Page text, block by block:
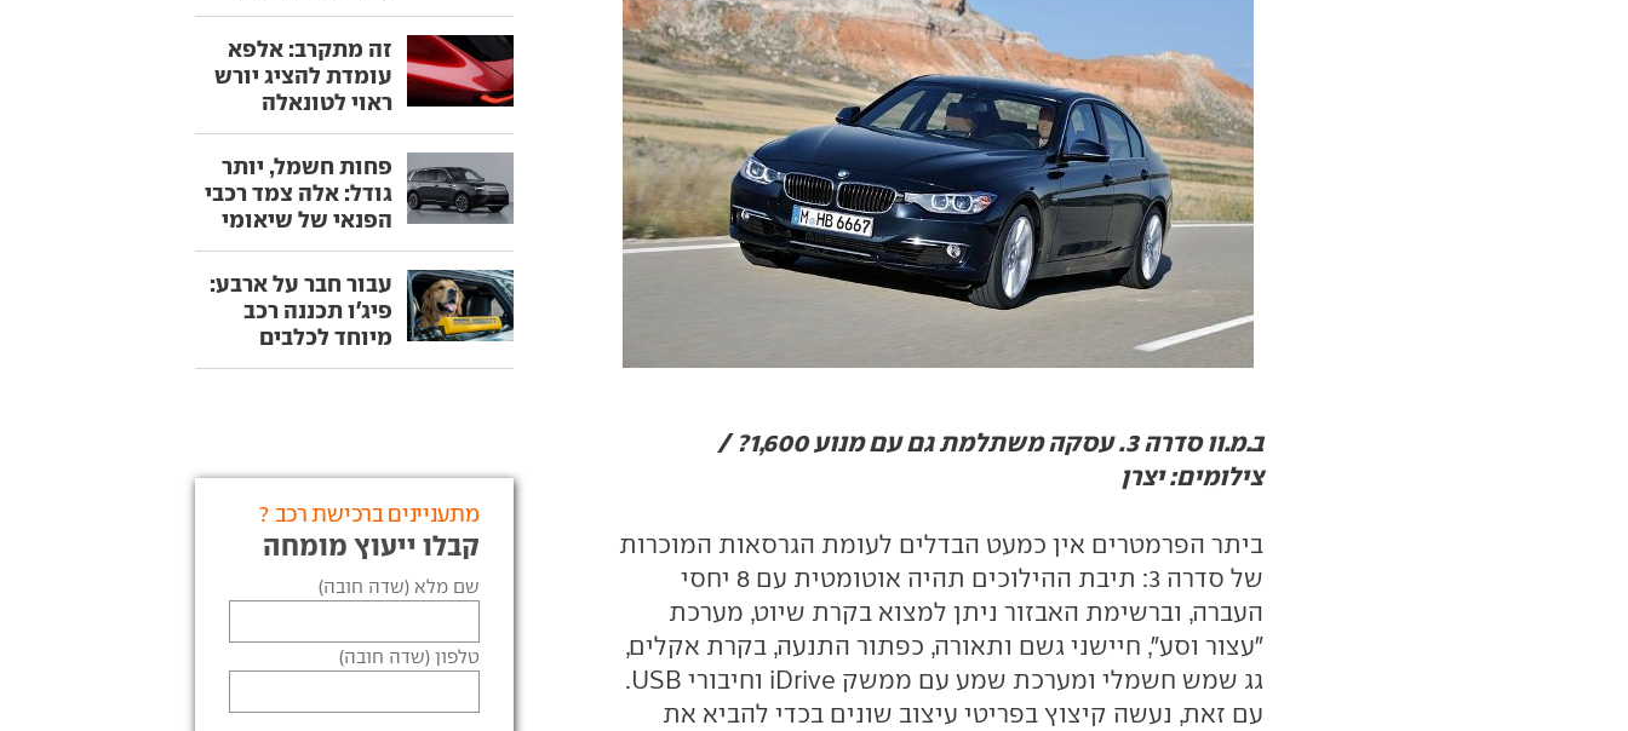
ב.מ.וו סדרה 3. עסקה משתלמת גם עם מנוע 1,600? /
צילומים: יצרן
ביתר הפרמטרים אין כמעט הבדלים לעומת הגרסאות המוכרות
של סדרה 3: תיבת ההילוכים תהיה אוטומטית עם 8 יחסי
העברה, וברשימת האבזור ניתן למצוא בקרת שיוט, מערכת
"עצור וסע", חיישני גשם ותאורה, כפתור התנעה, בקרת אקלים,
גג שמש חשמלי ומערכת שמע עם ממשק iDrive וחיבורי USB.
עם זאת, נעשה קיצוץ בפריטי עיצוב שונים בכדי להביא את
זה מתקרב: אלפא
עומדת להציג יורש
ראוי לטונאלה
פחות חשמל, יותר
גודל: אלה צמד רכבי
הפנאי של שיאומי
עבור חבר על ארבע:
פיג'ו תכננה רכב
מיוחד לכלבים
מתעניינים ברכישת רכב ?
קבלו ייעוץ מומחה
שם מלא (שדה חובה)
טלפון (שדה חובה)